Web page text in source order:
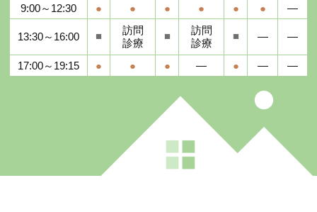
9:00～12:30
● ● ● ● ● ● ―
13:30～16:00 ■
訪問
診療
■
訪問
診療
■ ― ―
17:00～19:15 ● ● ● ― ● ― ―